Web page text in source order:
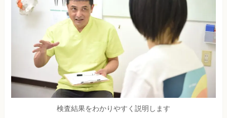
検査結果をわかりやすく説明します